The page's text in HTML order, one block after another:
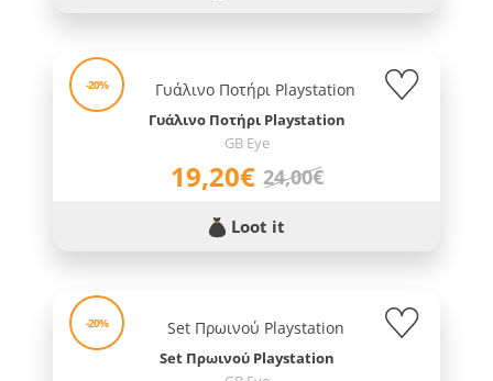
-20%
Γυάλινο Ποτήρι Playstation
GB Eye
19,20€ 24,00€
Loot it
-20%
Set Πρωινού Playstation